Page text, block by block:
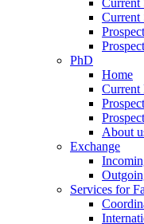
Current
Current
PhD
Home
Current
About
Exchange
Services for